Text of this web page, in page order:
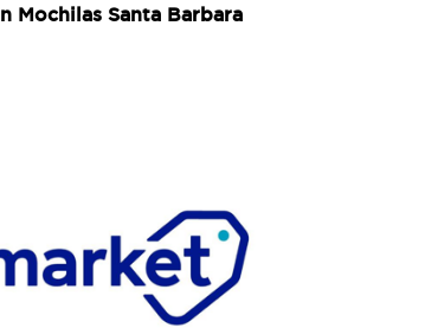
Mochilas Santa Barbara